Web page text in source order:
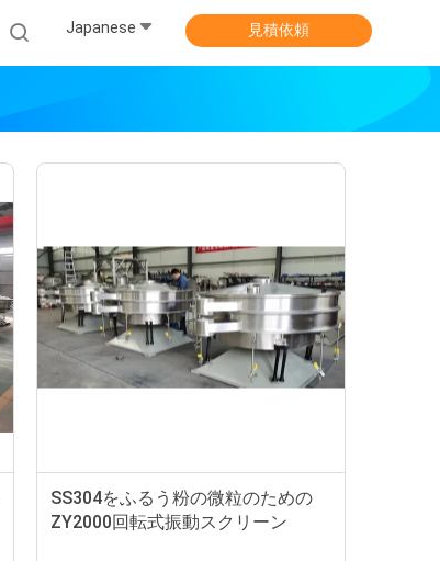
Japanese 見積依頼
SS304をふるう粉の微粒のための
ZY2000回転式振動スクリーン